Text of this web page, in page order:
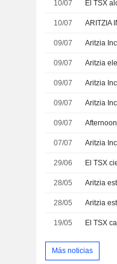
10/07 El TSX
10/07 ARITZIA
09/07 Aritzia
09/07
09/07
09/07
09/07
07/07 Aritzia
29/06 El TSX
28/05 Aritzia
28/05 Aritzia
19/05 El TSX
Más noticias